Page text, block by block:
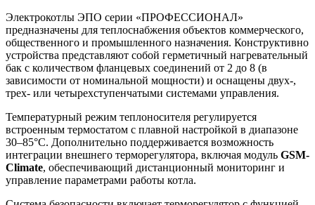
Электрокотлы ЭПО серии «ПРОФЕССИОНАЛ»
предназначены для теплоснабжения объектов коммерческого,
общественного и промышленного назначения. Конструктивно
устройства представляют собой герметичный нагревательный
бак с количеством фланцевых соединений от 2 до 8 (в
зависимости от номинальной мощности) и оснащены двух-,
трех- или четырехступенчатыми системами управления.
Температурный режим теплоносителя регулируется
встроенным термостатом с плавной настройкой в диапазоне
30–85°C. Дополнительно поддерживается возможность
интеграции внешнего терморегулятора, включая модуль GSM-
Climate, обеспечивающий дистанционный мониторинг и
управление параметрами работы котла.